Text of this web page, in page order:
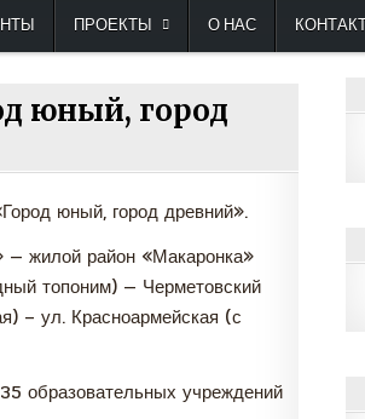
ПРОЕКТЫ О НАС
юный, город
юный, город древний».
— жилой район «Макаронка»
топоним) — Черметовский
– ул. Красноармейская (с
образовательных учреждений